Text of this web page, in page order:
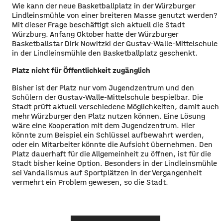
Wie kann der neue Basketballplatz in der Würzburger
Lindleinsmühle von einer breiteren Masse genutzt werden?
Mit dieser Frage beschäftigt sich aktuell die Stadt
Würzburg. Anfang Oktober hatte der Würzburger
Basketballstar Dirk Nowitzki der Gustav-Walle-Mittelschule
in der Lindleinsmühle den Basketballplatz geschenkt.
Platz nicht für Öffentlichkeit zugänglich
Bisher ist der Platz nur vom Jugendzentrum und den
Schülern der Gustav-Walle-Mittelschule bespielbar. Die
Stadt prüft aktuell verschiedene Möglichkeiten, damit auch
mehr Würzburger den Platz nutzen können. Eine Lösung
wäre eine Kooperation mit dem Jugendzentrum. Hier
könnte zum Beispiel ein Schlüssel aufbewahrt werden,
oder ein Mitarbeiter könnte die Aufsicht übernehmen. Den
Platz dauerhaft für die Allgemeinheit zu öffnen, ist für die
Stadt bisher keine Option. Besonders in der Lindleinsmühle
sei Vandalismus auf Sportplätzen in der Vergangenheit
vermehrt ein Problem gewesen, so die Stadt.